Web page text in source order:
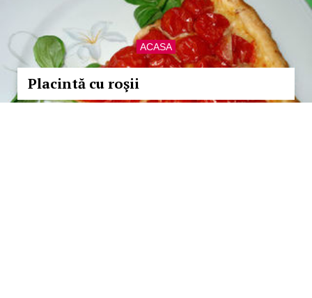
ACASA
Placintă cu roşii